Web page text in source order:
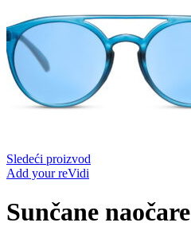
Sledeći proizvod
Add your reVidi
Sunčane naočare